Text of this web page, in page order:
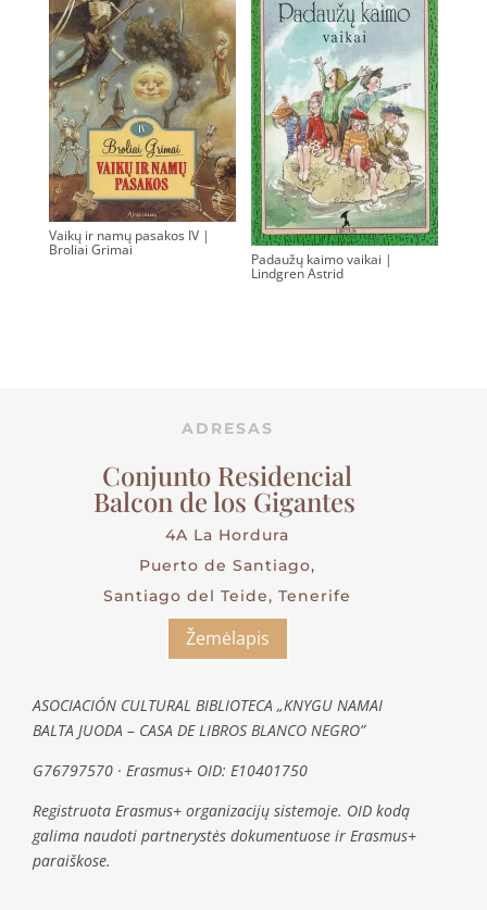
Vaikų ir namų pasakos IV |
Broliai Grimai
Padaužų kaimo vaikai |
Lindgren Astrid
ADRESAS
Conjunto Residencial
Balcon de los Gigantes
4A La Hordura
Puerto de Santiago,
Santiago del Teide, Tenerife
Žemėlapis
ASOCIACIÓN CULTURAL BIBLIOTECA „KNYGU NAMAI
BALTA JUODA – CASA DE LIBROS BLANCO NEGRO”
G76797570 · Erasmus+ OID: E10401750
Registruota Erasmus+ organizacijų sistemoje. OID kodą
galima naudoti partnerystės dokumentuose ir Erasmus+
paraiškose.